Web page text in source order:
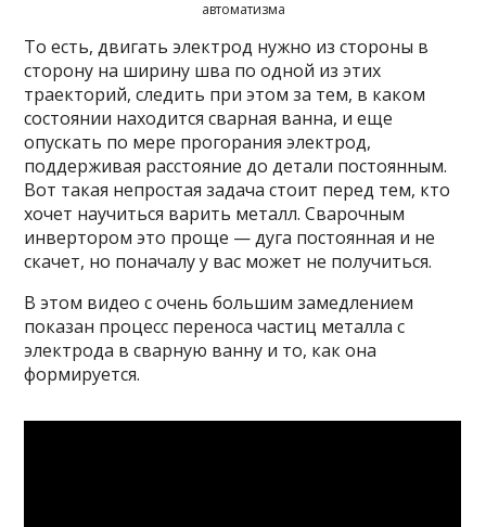
автоматизма
То есть, двигать электрод нужно из стороны в
сторону на ширину шва по одной из этих
траекторий, следить при этом за тем, в каком
состоянии находится сварная ванна, и еще
опускать по мере прогорания электрод,
поддерживая расстояние до детали постоянным.
Вот такая непростая задача стоит перед тем, кто
хочет научиться варить металл. Сварочным
инвертором это проще — дуга постоянная и не
скачет, но поначалу у вас может не получиться.
В этом видео с очень большим замедлением
показан процесс переноса частиц металла с
электрода в сварную ванну и то, как она
формируется.